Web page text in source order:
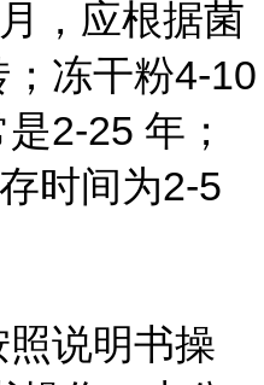
，应根据菌
冻干粉4-10
2-25 年；
时间为2-5
说明书操